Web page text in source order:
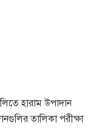
হারাম উপাদান
তালিকা পরীক্ষা